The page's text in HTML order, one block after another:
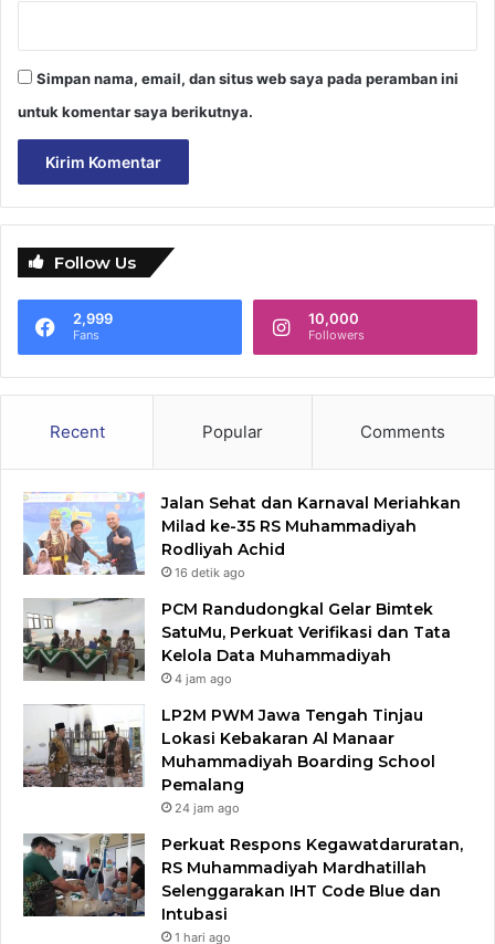
Simpan nama, email, dan situs web saya pada peramban ini
untuk komentar saya berikutnya.
Follow Us
2,999
Fans
10,000
Followers
Recent Popular Comments
Jalan Sehat dan Karnaval Meriahkan
Milad ke-35 RS Muhammadiyah
Rodliyah Achid
16 detik ago
PCM Randudongkal Gelar Bimtek
SatuMu, Perkuat Verifikasi dan Tata
Kelola Data Muhammadiyah
4 jam ago
LP2M PWM Jawa Tengah Tinjau
Lokasi Kebakaran Al Manaar
Muhammadiyah Boarding School
Pemalang
24 jam ago
Perkuat Respons Kegawatdaruratan,
RS Muhammadiyah Mardhatillah
Selenggarakan IHT Code Blue dan
Intubasi
1 hari ago